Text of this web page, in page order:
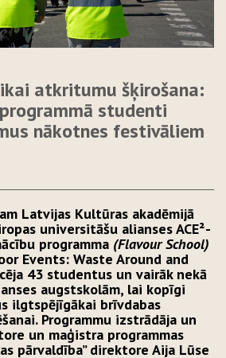
atkritumu šķirošana:
studenti
nākotnes festivāliem
Latvijas Kultūras akadēmijā
universitāšu alianses ACE²-
programma (Flavour School)
Events: Waste Around and
43 studentus un vairāk nekā
augstskolām, lai kopīgi
ilgtspējīgākai brīvdabas
Programmu izstrādāja un
un maģistra programmas
pārvaldība” direktore Aija Lūse